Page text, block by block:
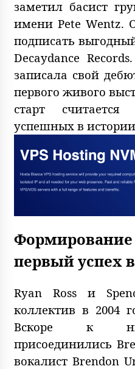
заметил басист
имени Pete Wentz.
подписать
Decaydance
записала свой
первого живого
старт
успешных в
Формирование
первый успех в
Ryan Ross и
коллектив в 2004
Вскоре к
присоединились
вокалист Brendon